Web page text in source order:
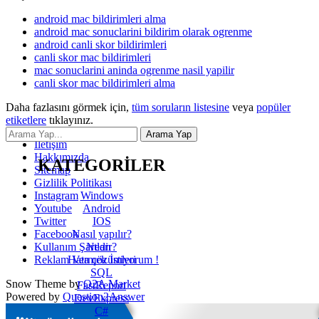
android mac bildirimleri alma
android mac sonuclarini bildirim olarak ogrenme
android canli skor bildirimleri
canli skor mac bildirimleri
mac sonuclarini aninda ogrenme nasil yapilir
canli skor mac bildirimleri alma
Daha fazlasını görmek için, tüm soruların listesine veya popüler
etiketlere tıklayınız.
KATEGORİLER
Windows
Android
IOS
Nasıl yapılır?
Nedir?
Hata çözümleri
SQL
FastReport
DevExpress
C#
İletişim
Hakkımızda
Sitemap
Gizlilik Politikası
Instagram
Youtube
Twitter
Facebook
Kullanım Şartları
Reklam Vermek İstiyorum !
Snow Theme byQ2A Market
Powered by Question2Answer